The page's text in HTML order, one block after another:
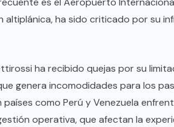
altiplánica, ha sido criticado por su
ha recibido quejas por su
genera incomodidades para los
como Perú y Venezuela
operativa, que afectan la